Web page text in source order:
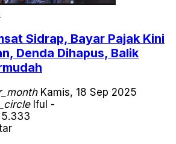
Sidrap, Bayar Pajak Kini
Denda Dihapus, Balik
Kamis, 18 Sep 2025
Iful -